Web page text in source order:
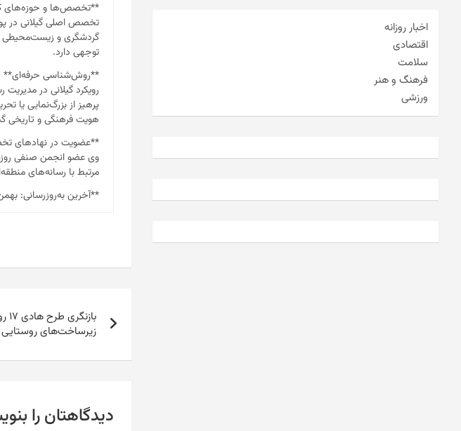
**تخصص‌ها و حوزه‌های
تخصص اصلی گیلانی در
گردشگری و زیست‌محیطی
توجهی دارد.
**روش‌شناسی حرفه‌ای**
رویکرد گیلانی در
پرهیز از بزرگ‌نمایی یا
هویت فرهنگی و تاریخی
**عضویت در نهادهای
وی عضو انجمن صنفی
مرتبط با رسانه‌های
**آخرین به‌روزرسانی: بهمن
راهبری
نوشتهزیرساخت‌های روستایی
دیدگاهتان را
اخبار روزانه
اقتصادی
سلامت
فرهنگ و هنر
ورزشی